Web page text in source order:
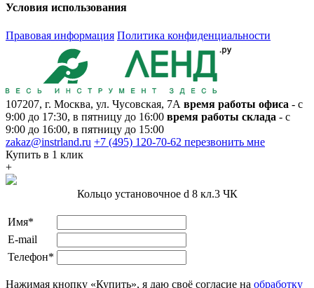
Условия использования
Правовая информация Политика конфиденциальности
107207, г. Москва, ул. Чусовская, 7А время работы офиса - с
9:00 до 17:30, в пятницу до 16:00 время работы склада - с
9:00 до 16:00, в пятницу до 15:00
zakaz@instrland.ru +7 (495) 120-70-62 перезвонить мне
Купить в 1 клик
+
Кольцо установочное d 8 кл.3 ЧК
Имя*
E-mail
Телефон*
Нажимая кнопку «Купить», я даю своё согласие на обработку